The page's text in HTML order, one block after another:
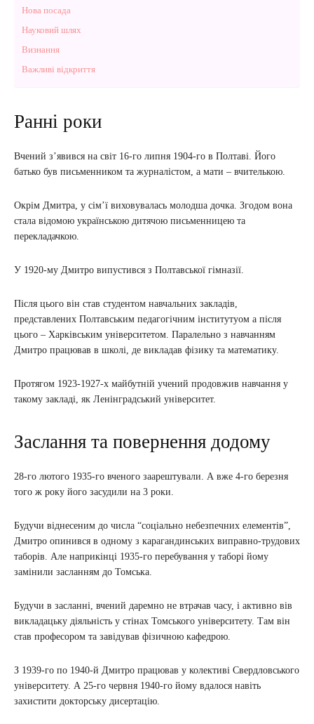
Нова посада
Науковий шлях
Визнання
Важливі відкриття
Ранні роки
Вчений з’явився на світ 16-го липня 1904-го в Полтаві. Його
батько був письменником та журналістом, а мати – вчителькою.
Окрім Дмитра, у сім’ї виховувалась молодша дочка. Згодом вона
стала відомою українською дитячою письменницею та
перекладачкою.
У 1920-му Дмитро випустився з Полтавської гімназії.
Після цього він став студентом навчальних закладів,
представлених Полтавським педагогічним інститутуом а після
цього – Харківським університетом. Паралельно з навчанням
Дмитро працював в школі, де викладав фізику та математику.
Протягом 1923-1927-х майбутній учений продовжив навчання у
такому закладі, як Ленінградський університет.
Заслання та повернення додому
28-го лютого 1935-го вченого заарештували. А вже 4-го березня
того ж року його засудили на 3 роки.
Будучи віднесеним до числа “соціально небезпечних елементів”,
Дмитро опинився в одному з карагандинських виправно-трудових
таборів. Але наприкінці 1935-го перебування у таборі йому
замінили засланням до Томська.
Будучи в засланні, вчений даремно не втрачав часу, і активно вів
викладацьку діяльність у стінах Томського університету. Там він
став професором та завідував фізичною кафедрою.
З 1939-го по 1940-й Дмитро працював у колективі Свердловського
університету. А 25-го червня 1940-го йому вдалося навіть
захистити докторську дисертацію.